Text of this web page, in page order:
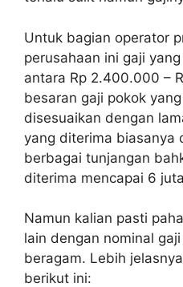
Untuk bagian operator
perusahaan ini gaji
antara Rp 2.400.000 –
besaran gaji pokok
disesuaikan dengan
yang diterima biasanya
berbagai tunjangan
diterima mencapai 6
Namun kalian pasti
lain dengan nominal
beragam. Lebih
berikut ini: